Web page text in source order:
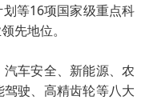
等16项国家级重点科
先地位。
车安全、新能源、农
驶、高精齿轮等八大